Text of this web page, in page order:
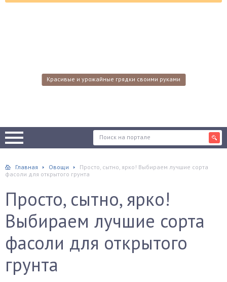
Красивые и урожайные грядки своими руками
Главная Овощи
Просто, сытно, ярко! Выбираем лучшие сорта
фасоли для открытого грунта
Просто, сытно, ярко!
Выбираем лучшие сорта
фасоли для открытого
грунта